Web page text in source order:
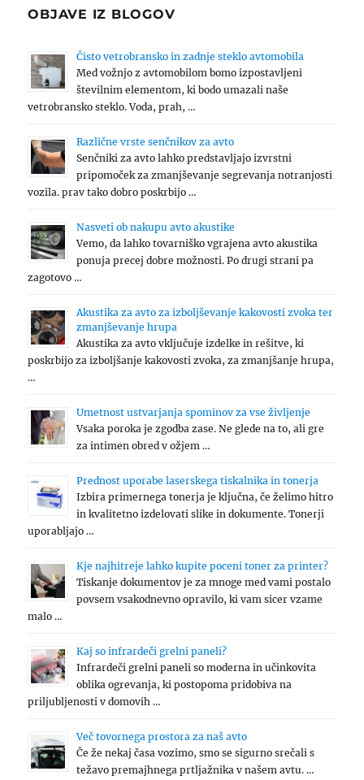
OBJAVE IZ BLOGOV
Čisto vetrobransko in zadnje steklo avtomobila
Med vožnjo z avtomobilom bomo izpostavljeni
številnim elementom, ki bodo umazali naše
vetrobransko steklo. Voda, prah, …
Različne vrste senčnikov za avto
Senčniki za avto lahko predstavljajo izvrstni
pripomoček za zmanjševanje segrevanja notranjosti
vozila. prav tako dobro poskrbijo …
Nasveti ob nakupu avto akustike
Vemo, da lahko tovarniško vgrajena avto akustika
ponuja precej dobre možnosti. Po drugi strani pa
zagotovo …
Akustika za avto za izboljševanje kakovosti zvoka ter
zmanjševanje hrupa
Akustika za avto vključuje izdelke in rešitve, ki
poskrbijo za izboljšanje kakovosti zvoka, za zmanjšanje hrupa,
…
Umetnost ustvarjanja spominov za vse življenje
Vsaka poroka je zgodba zase. Ne glede na to, ali gre
za intimen obred v ožjem …
Prednost uporabe laserskega tiskalnika in tonerja
Izbira primernega tonerja je ključna, če želimo hitro
in kvalitetno izdelovati slike in dokumente. Tonerji
uporabljajo …
Kje najhitreje lahko kupite poceni toner za printer?
Tiskanje dokumentov je za mnoge med vami postalo
povsem vsakodnevno opravilo, ki vam sicer vzame
malo …
Kaj so infrardeči grelni paneli?
Infrardeči grelni paneli so moderna in učinkovita
oblika ogrevanja, ki postopoma pridobiva na
priljubljenosti v domovih …
Več tovornega prostora za naš avto
Če že nekaj časa vozimo, smo se sigurno srečali s
težavo premajhnega prtljažnika v našem avtu. …